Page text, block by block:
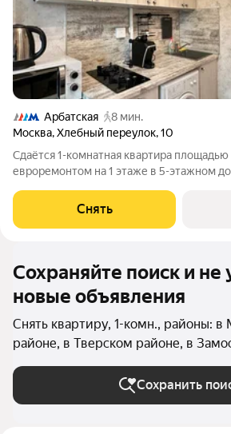
Арбатская
8 мин.
Москва,Хлебный переулок,10
Сдаётся 1-комнатная квартира площадью
евроремонтом на 1 этаже в 5-этажном
Холодильник Кондиционер Микроволновка Дом - кирпичный,
окна выходят во двор. Во дворе
Снять
Сохраняйте поиск и не
новые объявления
Снять квартиру, 1-комн., районы:
районе, в Тверском районе, в
Красносельском районе
Таганском районе, в Хамовниках, в
Якиманке, в Пресненском районе,
Сохранить